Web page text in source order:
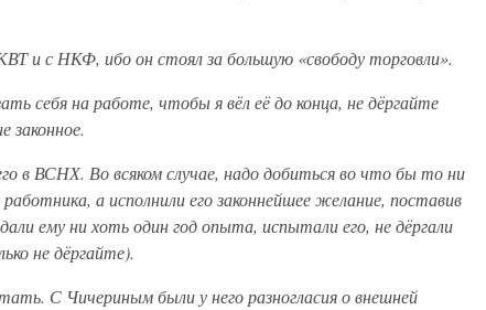
и с НКФ, ибо он стоял за большую «свободу торговли».
себя на работе, чтобы я вёл её до конца, не дёргайте
законное.
в ВСНХ. Во всяком случае, надо добиться во что бы то ни
а исполнили его законнейшее желание, поставив
ему ни хоть один год опыта, испытали его, не дёргали
не дёргайте).
С Чичериным были у него разногласия о внешней